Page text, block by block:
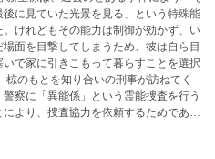
に見ていた光景を見る」という特殊能
。けれどもその能力は制御が効かず、い
面を目撃してしまうため、彼は自ら目
で家に引きこもって暮らすことを選択
椋のもとを知り合いの刑事が訪ねてく
察に「異能係」という霊能捜査を行う
より、捜査協力を依頼するためであ
り、自らの信奉者でもある広斗と共に、